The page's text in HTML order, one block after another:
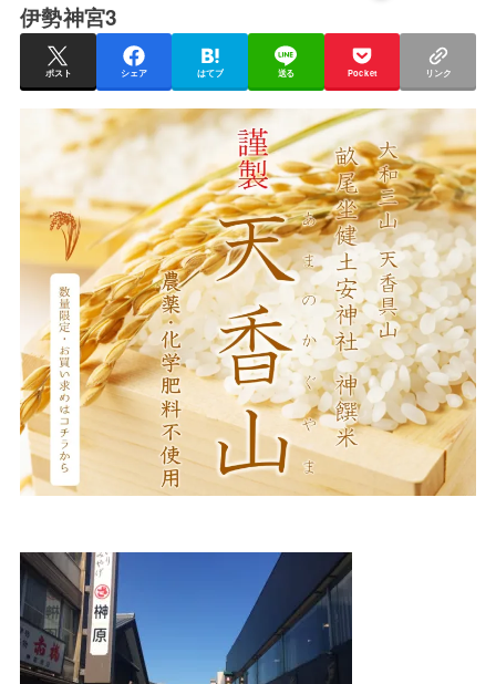
伊勢神宮3
ポスト シェア はてブ 送る Pocket リンク